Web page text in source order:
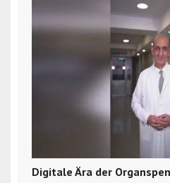
Digitale Ära der